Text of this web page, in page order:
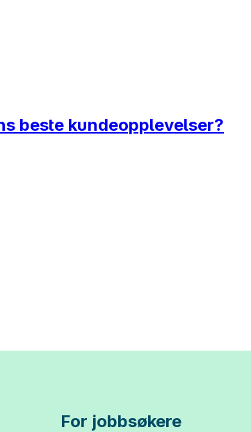
beste kundeopplevelser?
For jobbsøkere